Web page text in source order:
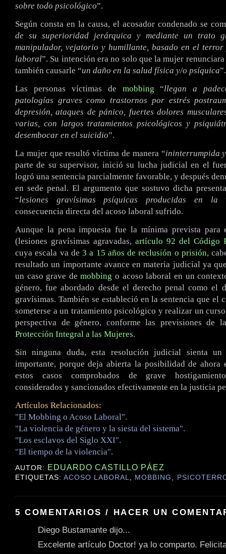
sobre todo psicológico”.
Según consta en la causa, el acosador condenado se
de su superioridad jerárquica y mediante un trato
manipulador, vejatorio y humillante, basado en el
laboral”. Su intención era no solo que la mujer
también causarle “un daño en la salud física y/o psíquica”.
Las personas víctimas de mobbing“llegan a
patologías graves como trastornos por estrés
depresión, ataques de pánico, fuertes dolores
varias, con largos tratamientos psicológicos y
desembocar en el suicidio”.
La mujer que resultó víctima de manera “ininterrumpida
parte de su supervisor, inició su lucha judicial en el
logró una sentencia parcialmente favorable, y después
en sede penal. El argumento que sostuvo dicha
“lesiones gravísimas psíquicas producidas en la
consecuencia directa del acoso laboral sufrido.
Aunque la pena impuesta fue la mínima prevista para
(lesiones gravísimas agravadas, artículo 92 del Código
cuya escala va de3 a 15 años de reclusión o prisión,
resultado un importante avance en materia judicial ya
un caso grave demobbingo acoso laboral en un
género, fue abordado desde el derecho penal como el
gravísimas. También se estableció en la sentencia que el
someterse a un tratamiento psicológico y realizar un
perspectiva de género, conforme las previsiones de
Protección Integral a las Mujeres.
Sin ninguna duda, esta resolución judicial sienta un
importante, porque deja abierta la posibilidad de ahora
estos casos comprobados de grave
considerados y sancionados efectivamente en la justicia
Artículos Relacionados:
"El Mobbing o Acoso Laboral".
"La violencia de género y la siesta del sistema".
"Los esclavos del Siglo XXI".
"El tiempo de la violencia".
AUTOR: EDUARDO CASTILLO PÁEZ
ETIQUETAS:ACOSO LABORAL, MOBBING ,
5 COMENTARIOS / HACER UN
Diego Bustamante dijo...
Excelente artículo Doctor! ya lo comparto.